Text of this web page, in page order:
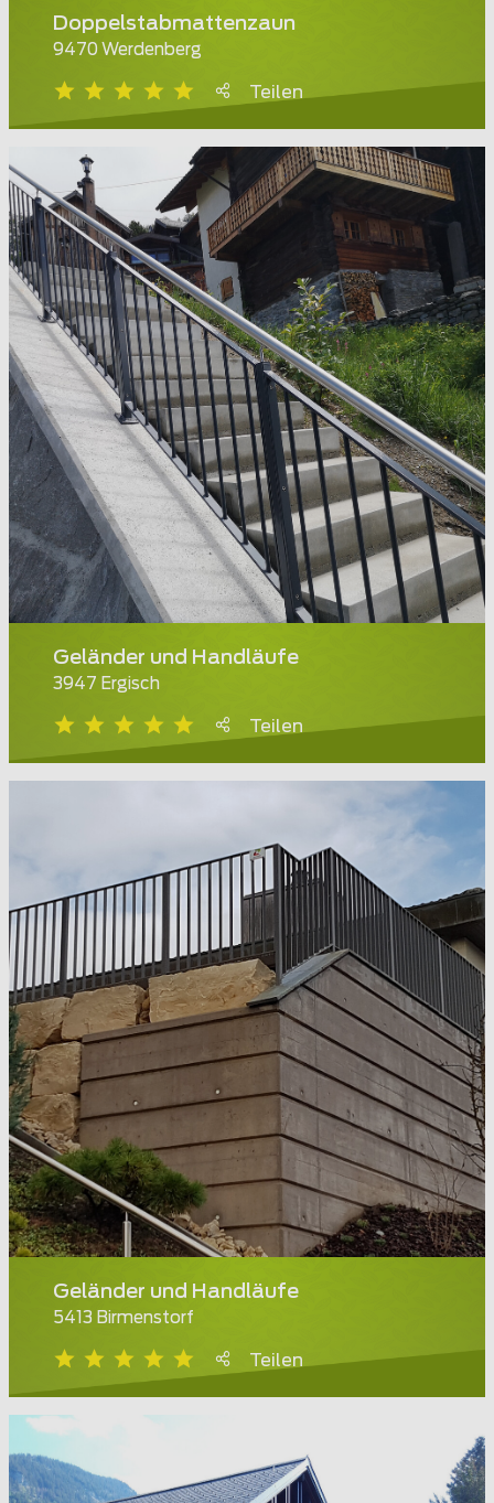
Doppelstabmattenzaun
9470 Werdenberg
Teilen
Geländer und Handläufe
3947 Ergisch
Teilen
Geländer und Handläufe
5413 Birmenstorf
Teilen